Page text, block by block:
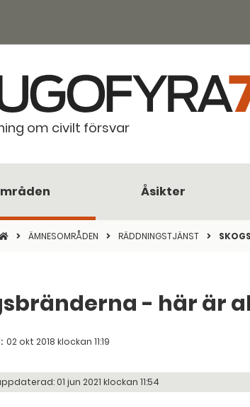
om civilt försvar
Åsikter
ÄMNESOMRÅDEN RÄDDNINGSTJÄNST
- här är
02 okt 2018 klockan 11:19
01 jun 2021 klockan 11:54